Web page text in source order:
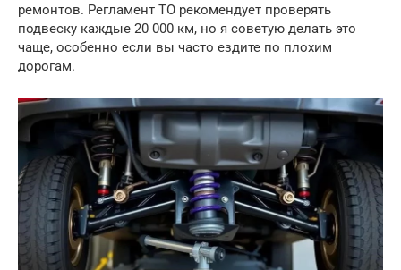
ремонтов. Регламент ТО рекомендует проверять
подвеску каждые 20 000 км, но я советую делать это
чаще, особенно если вы часто ездите по плохим
дорогам.